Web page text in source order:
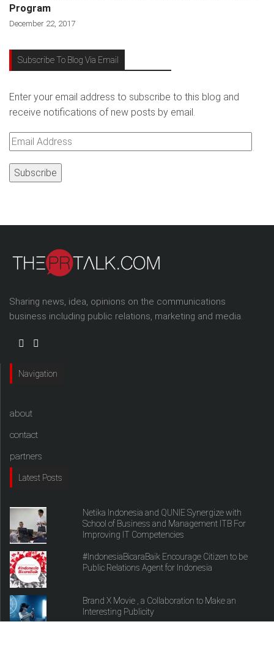
Program
December 22, 2017
Subscribe To Blog Via Email
Enter your email address to subscribe to this blog and
receive notifications of new posts by email.
Email
Sharing news, idea, opinions on the communications
business including public relations, marketing and media.
Navigation
about
contact
partners
Latest Posts
Netika Indonesia and QUNIE Synergize with
School of Business and Management ITB For
Improving IT Competencies
#IndonesiaBicaraBaik Encourage Citizen to be
Public Relations Agent for Indonesia
Brand X Movie , a Collaboration to Make an
Interesting Publicity